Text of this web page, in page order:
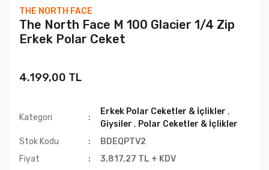
THE NORTH FACE
The North Face M 100 Glacier 1/4 Zip
Erkek Polar Ceket
4.199,00 TL
Kategori
Erkek Polar Ceketler & İçlikler ,
Giysiler , Polar Ceketler & İçlikler
Stok Kodu
BDEQPTV2
Fiyat
3.817,27 TL + KDV